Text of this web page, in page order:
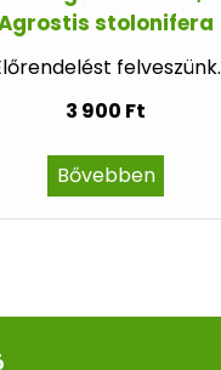
stolonifera
felveszünk.
3 900 Ft
Bővebben